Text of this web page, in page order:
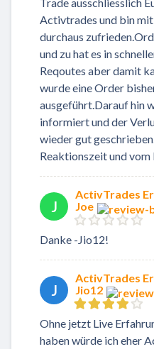
Activtrades und bin
durchaus
und zu hat es in
Reqoutes aber damit
wurde eine Order
ausgeführt.Darauf hin
informiert und der
wieder gut
Reaktionszeit und vom
J
ActivTrades
Joe
Danke -Jio12!
J
ActivTrades
Jio12
Ohne jetzt Live
haben würde ich eher